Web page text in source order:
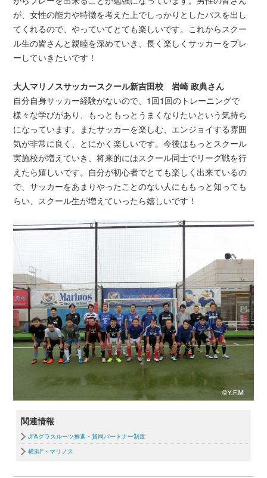
が、女性の能力や特徴を考えた上でしっかりとしたパスを出し
てくれるので、やっていてとても楽しいです。これからスクー
ル生の皆さんと親睦を深めていき、長く楽しくサッカーをプレ
ーしていきたいです！
大人マリノスサッカースクール新吉田校 岩崎 政典さん
自分自身サッカー経験がないので、1回1回のトレーニングで
様々 な学びがあり、もっともっとうまくなりたいという気持ち
になっています。またサッカーを楽しむ、エンジョイする雰囲
気が非常に良く、とにかく楽しいです。今後はもっとスクール
実施校が増えていき、将来的にはスクール同士でリーグ戦を行
えたら嬉しいです。自分が初心者でとても楽しく出来ているの
で、サッカーをあまりやったことのない人にももっと知っても
らい、スクール生が増えていったら嬉しいです！
関連情報
JFAグラスルーツ推進・賛同パートナー制度
横浜F・マリノス